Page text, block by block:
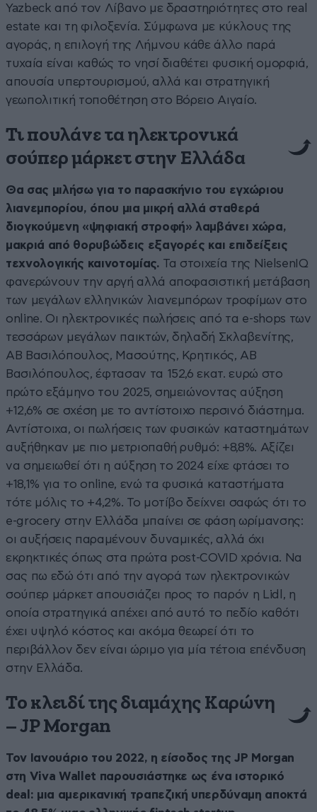
Yazbeck από τον Λίβανο με δραστηριότητες στο real
estate και τη φιλοξενία. Σύμφωνα με κύκλους της
αγοράς, η επιλογή της Λήμνου κάθε άλλο παρά
τυχαία είναι καθώς το νησί διαθέτει φυσική ομορφιά,
απουσία υπερτουρισμού, αλλά και στρατηγική
γεωπολιτική τοποθέτηση στο Βόρειο Αιγαίο.
Τι πουλάνε τα ηλεκτρονικά
σούπερ μάρκετ στην Ελλάδα
Θα σας μιλήσω για το παρασκήνιο του εγχώριου
λιανεμπορίου, όπου μια μικρή αλλά σταθερά
διογκούμενη «ψηφιακή στροφή» λαμβάνει χώρα,
μακριά από θορυβώδεις εξαγορές και επιδείξεις
τεχνολογικής καινοτομίας. Τα στοιχεία της NielsenIQ
φανερώνουν την αργή αλλά αποφασιστική μετάβαση
των μεγάλων ελληνικών λιανεμπόρων τροφίμων στο
online. Οι ηλεκτρονικές πωλήσεις από τα e-shops των
τεσσάρων μεγάλων παικτών, δηλαδή Σκλαβενίτης,
ΑΒ Βασιλόπουλος, Μασούτης, Κρητικός, ΑΒ
Βασιλόπουλος, έφτασαν τα 152,6 εκατ. ευρώ στο
πρώτο εξάμηνο του 2025, σημειώνοντας αύξηση
+12,6% σε σχέση με το αντίστοιχο περσινό διάστημα.
Αντίστοιχα, οι πωλήσεις των φυσικών καταστημάτων
αυξήθηκαν με πιο μετριοπαθή ρυθμό: +8,8%. Αξίζει
να σημειωθεί ότι η αύξηση το 2024 είχε φτάσει το
+18,1% για το online, ενώ τα φυσικά καταστήματα
τότε μόλις το +4,2%. Το μοτίβο δείχνει σαφώς ότι το
e-grocery στην Ελλάδα μπαίνει σε φάση ωρίμανσης:
οι αυξήσεις παραμένουν δυναμικές, αλλά όχι
εκρηκτικές όπως στα πρώτα post-COVID χρόνια. Να
σας πω εδώ ότι από την αγορά των ηλεκτρονικών
σούπερ μάρκετ απουσιάζει προς το παρόν η Lidl, η
οποία στρατηγικά απέχει από αυτό το πεδίο καθότι
έχει υψηλό κόστος και ακόμα θεωρεί ότι το
περιβάλλον δεν είναι ώριμο για μία τέτοια επένδυση
στην Ελλάδα.
Το κλειδί της διαμάχης Καρώνη
– JP Morgan
Τον Ιανουάριο του 2022, η είσοδος της JP Morgan
στη Viva Wallet παρουσιάστηκε ως ένα ιστορικό
deal: μια αμερικανική τραπεζική υπερδύναμη αποκτά